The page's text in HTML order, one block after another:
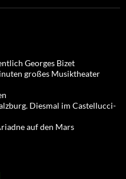
Georges Bizet
großes Musiktheater
Diesmal im Castellucci-
auf den Mars